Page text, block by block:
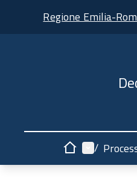
Regione Emilia-
HomeMenù
/